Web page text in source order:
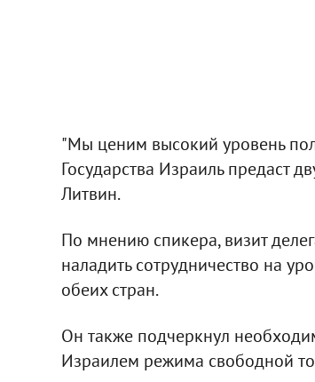
"Мы ценим высокий уровень
Государства Израиль предаст
Литвин.
По мнению спикера, визит
наладить сотрудничество на
обеих стран.
Он также подчеркнул
Израилем режима свободной